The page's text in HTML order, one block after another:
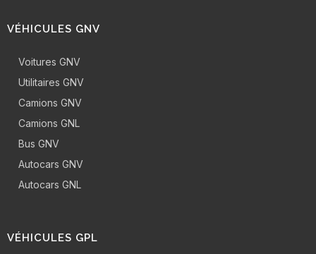
VÉHICULES GNV
Voitures GNV
Utilitaires GNV
Camions GNV
Camions GNL
Bus GNV
Autocars GNV
Autocars GNL
VÉHICULES GPL